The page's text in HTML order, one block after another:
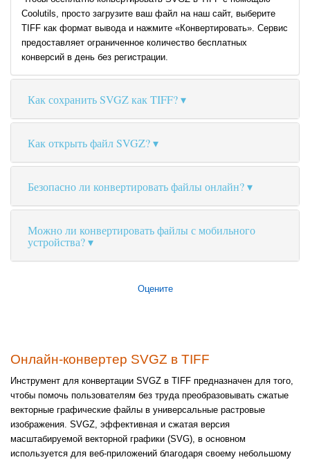
Coolutils, просто загрузите ваш файл на наш сайт, выберите
TIFF как формат вывода и нажмите «Конвертировать». Сервис
предоставляет ограниченное количество бесплатных
конверсий в день без регистрации.
Как сохранить SVGZ как TIFF?
Как открыть файл SVGZ?
Безопасно ли конвертировать файлы онлайн?
Можно ли конвертировать файлы с мобильного
устройства?
Оцените
Онлайн-конвертер SVGZ в TIFF
Инструмент для конвертации SVGZ в TIFF предназначен для того,
чтобы помочь пользователям без труда преобразовывать сжатые
векторные графические файлы в универсальные растровые
изображения. SVGZ, эффективная и сжатая версия
масштабируемой векторной графики (SVG), в основном
используется для веб-приложений благодаря своему небольшому